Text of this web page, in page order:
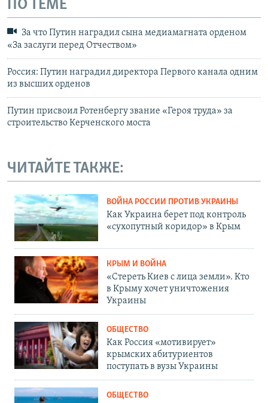
ПО ТЕМЕ
За что Путин наградил сына медиамагната орденом
«За заслуги перед Отчеством»
Россия: Путин наградил директора Первого канала одним
из высших орденов
Путин присвоил Ротенбергу звание «Героя труда» за
строительство Керченского моста
ЧИТАЙТЕ ТАКЖЕ:
ВОЙНА РОССИИ ПРОТИВ УКРАИНЫ
Как Украина берет под контроль
«сухопутный коридор» в Крым
КРЫМ И ВОЙНА
«Стереть Киев с лица земли». Кто
в Крыму хочет уничтожения
Украины
ОБЩЕСТВО
Как Россия «мотивирует»
крымских абитуриентов
поступать в вузы Украины
ОБЩЕСТВО